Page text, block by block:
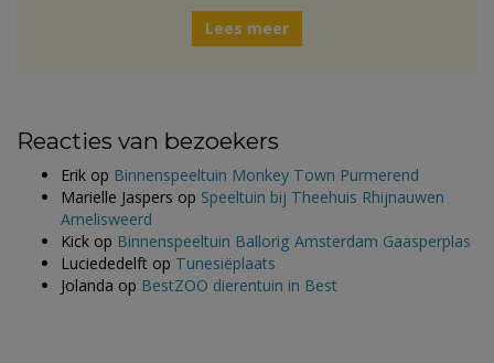
Lees meer
Reacties van bezoekers
Erik op Binnenspeeltuin Monkey Town Purmerend
Marielle Jaspers op Speeltuin bij Theehuis Rhijnauwen
Amelisweerd
Kick op Binnenspeeltuin Ballorig Amsterdam Gaasperplas
Luciededelft op Tunesiëplaats
Jolanda op BestZOO dierentuin in Best